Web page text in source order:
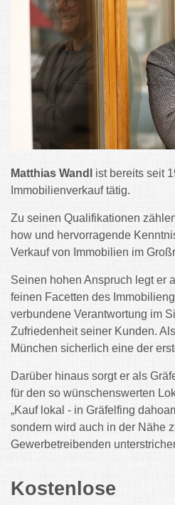
Matthias Wandl
ist bereits seit
Immobilienverkauf tätig.
Zu seinen Qualifikationen
how und hervorragende
Verkauf von Immobilien im
Seinen hohen Anspruch legt er
feinen Facetten des
verbundene Verantwortung im
Zufriedenheit seiner Kunden.
München sicherlich eine der
Darüber hinaus sorgt er als
für den so wünschenswerten
„Kauf lokal - in Gräfelfing
sondern wird auch in der Nähe
Gewerbetreibenden
Kostenlose